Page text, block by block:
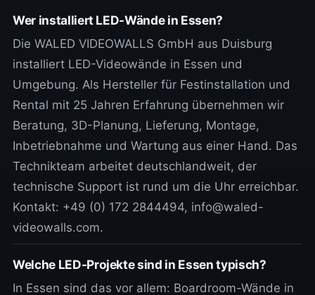
Wer installiert LED-Wände in Essen?
Die WALED VIDEOWALLS GmbH aus Duisburg
installiert LED-Videowände in Essen und
Umgebung. Als Hersteller für Festinstallation und
Rental mit 25 Jahren Erfahrung übernehmen wir
Beratung, 3D-Planung, Lieferung, Montage,
Inbetriebnahme und Wartung aus einer Hand. Das
Technikteam arbeitet deutschlandweit, der
technische Support ist rund um die Uhr erreichbar.
Kontakt: +49 (0) 172 2844494, info@waled-
videowalls.com.
Welche LED-Projekte sind in Essen typisch?
In Essen sind das vor allem: Boardroom-Wände in